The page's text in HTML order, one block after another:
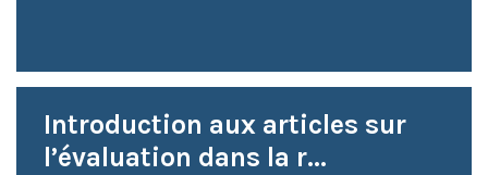
Introduction aux articles sur
l’évaluation dans la r...